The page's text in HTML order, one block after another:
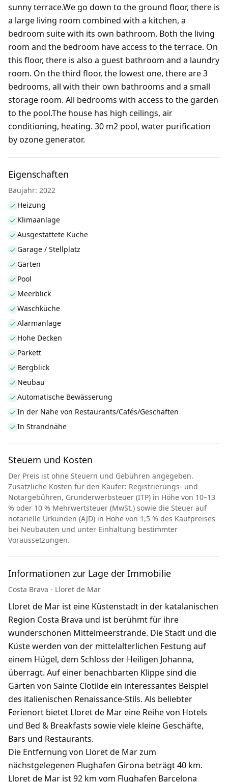
sunny terrace.We go down to the ground floor, there is
a large living room combined with a kitchen, a
bedroom suite with its own bathroom. Both the living
room and the bedroom have access to the terrace. On
this floor, there is also a guest bathroom and a laundry
room. On the third floor, the lowest one, there are 3
bedrooms, all with their own bathrooms and a small
storage room. All bedrooms with access to the garden
to the pool.The house has high ceilings, air
conditioning, heating. 30 m2 pool, water purification
by ozone generator.
Eigenschaften
Baujahr: 2022
Heizung
Klimaanlage
Ausgestattete Küche
Garage / Stellplatz
Garten
Pool
Meerblick
Waschküche
Alarmanlage
Hohe Decken
Parkett
Bergblick
Neubau
Automatische Bewässerung
In der Nähe von Restaurants/Cafés/Geschäften
In Strandnähe
Steuern und Kosten
Der Preis ist ohne Steuern und Gebühren angegeben.
Zusätzliche Kosten für den Käufer: Registrierungs- und
Notargebühren, Grunderwerbsteuer (ITP) in Höhe von 10–13
% oder 10 % Mehrwertsteuer (MwSt.) sowie die Steuer auf
notarielle Urkunden (AJD) in Höhe von 1,5 % des Kaufpreises
bei Neubauten und unter Einhaltung bestimmter
Voraussetzungen.
Informationen zur Lage der Immobilie
Costa Brava - Lloret de Mar
Lloret de Mar ist eine Küstenstadt in der katalanischen
Region Costa Brava und ist berühmt für ihre
wunderschönen Mittelmeerstrände. Die Stadt und die
Küste werden von der mittelalterlichen Festung auf
einem Hügel, dem Schloss der Heiligen Johanna,
überragt. Auf einer benachbarten Klippe sind die
Gärten von Sainte Clotilde ein interessantes Beispiel
des italienischen Renaissance-Stils. Als beliebter
Ferienort bietet Lloret de Mar eine Reihe von Hotels
und Bed & Breakfasts sowie viele kleine Geschäfte,
Bars und Restaurants.
Die Entfernung von Lloret de Mar zum
nächstgelegenen Flughafen Girona beträgt 40 km.
Lloret de Mar ist 92 km vom Flughafen Barcelona